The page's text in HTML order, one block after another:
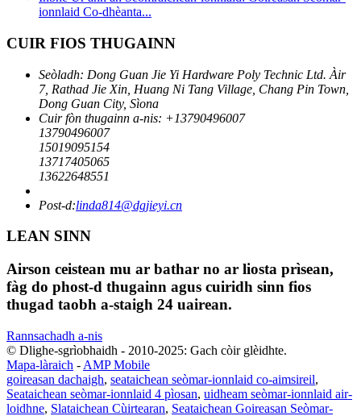
ionnlaid Co-dhèanta...
CUIR FIOS THUGAINN
Seòladh: Dong Guan Jie Yi Hardware Poly Technic Ltd. Àir
7, Rathad Jie Xin, Huang Ni Tang Village, Chang Pin Town,
Dong Guan City, Sìona
Cuir fòn thugainn a-nis: +13790496007
13790496007
15019095154
13717405065
13622648551
Post-d:linda814@dgjieyi.cn
LEAN SINN
Airson ceistean mu ar bathar no ar liosta prìsean,
fàg do phost-d thugainn agus cuiridh sinn fios
thugad taobh a-staigh 24 uairean.
Rannsachadh a-nis
© Dlighe-sgrìobhaidh - 2010-2025: Gach còir glèidhte.
Mapa-làraich - AMP Mobile
goireasan dachaigh, seataichean seòmar-ionnlaid co-aimsireil,
Seataichean seòmar-ionnlaid 4 pìosan, uidheam seòmar-ionnlaid air-
loidhne, Slataichean Cùirtearan, Seataichean Goireasan Seòmar-